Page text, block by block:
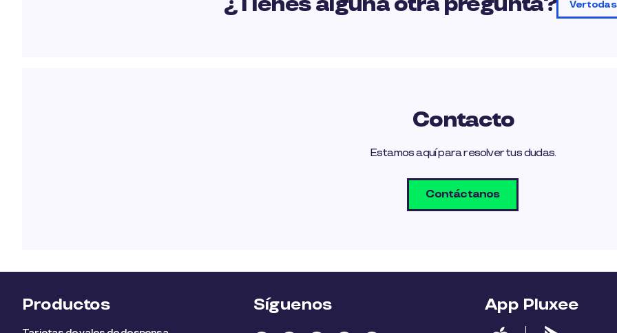
Ver
Contacto
Estamos aquí para resolver tus dudas.
Contáctanos
Productos Síguenos App Pluxee